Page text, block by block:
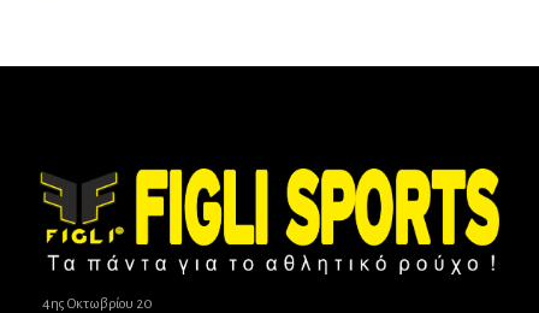
4ης Οκτωβρίου 20